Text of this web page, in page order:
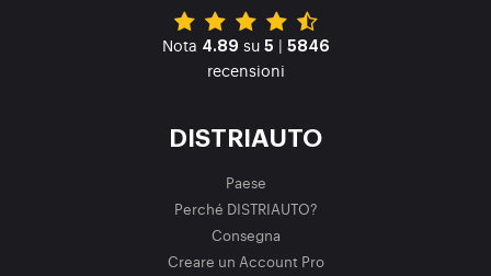
Nota 4.89 su 5 | 5846
recensioni
DISTRIAUTO
Paese
Perché DISTRIAUTO?
Consegna
Creare un Account Pro